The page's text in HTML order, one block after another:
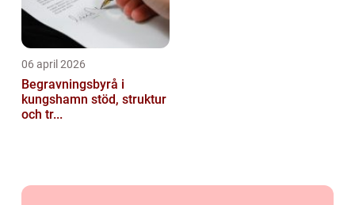
06 april 2026
Begravningsbyrå i
kungshamn stöd, struktur
och tr...